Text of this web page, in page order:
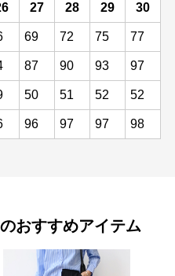
27 28 29 30
69 72 75 77
87 90 93 97
50 51 52 52
96 97 97 98
のおすすめアイテム